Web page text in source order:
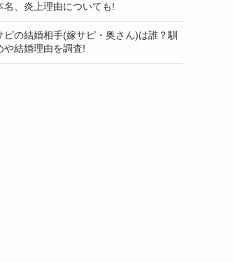
名、炎上理由についても!
ピの結婚相手(嫁サピ・奥さん)は誰？馴
や結婚理由を調査!